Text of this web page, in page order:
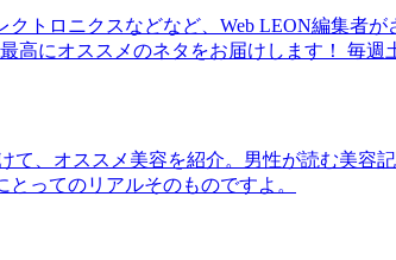
トロニクスなどなど、Web LEON編集者
高にオススメのネタをお届けします！ 毎週
て、オススメ美容を紹介。男性が読む美
ってのリアルそのものですよ。